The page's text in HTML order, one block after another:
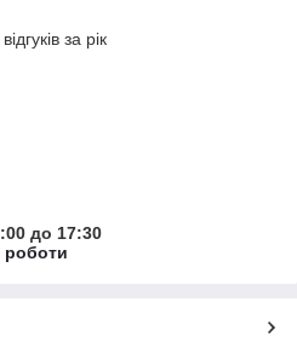
за рік
до 17:30
роботи